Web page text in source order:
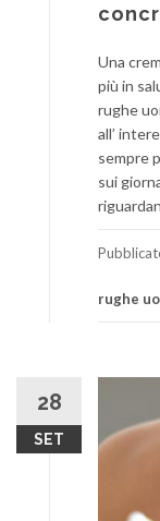
Una
più in
rughe
all’
sempre
sui
rughe
28
SET